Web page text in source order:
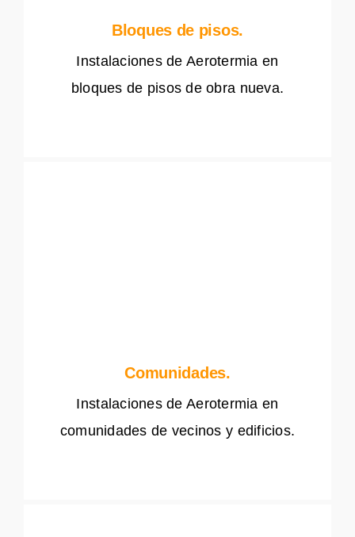
Bloques de pisos.
Instalaciones de Aerotermia en
bloques de pisos de obra nueva.
Comunidades.
Instalaciones de Aerotermia en
comunidades de vecinos y edificios.